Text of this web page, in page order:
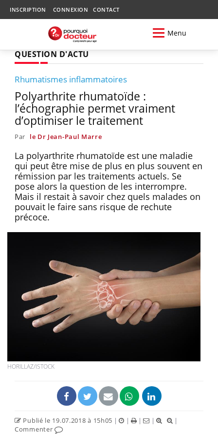
INSCRIPTION CONNEXION CONTACT
Menu
QUESTION D'ACTU
Rhumatismes inflammatoires
Polyarthrite rhumatoïde :
l’échographie permet vraiment
d’optimiser le traitement
Par le Dr Jean-Paul Marre
La polyarthrite rhumatoïde est une maladie
qui peut être mise de plus en plus souvent en
rémission par les traitements actuels. Se
pose alors la question de les interrompre.
Mais il restait à savoir chez quels malades on
pouvait le faire sans risque de rechute
précoce.
HORILLAZ/ISTOCK
Publié le 19.07.2018 à 15h05 | | | |
|
Commenter